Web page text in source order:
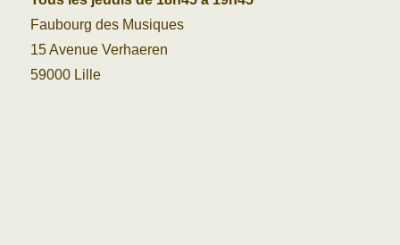
Faubourg des Musiques
15 Avenue Verhaeren
59000 Lille